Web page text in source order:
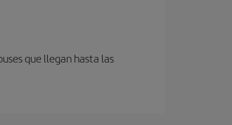
que llegan hasta las